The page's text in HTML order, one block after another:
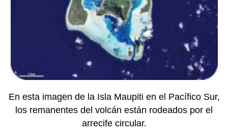
En esta imagen de la Isla Maupiti en el Pacífico Sur,
los remanentes del volcán están rodeados por el
arrecife circular.